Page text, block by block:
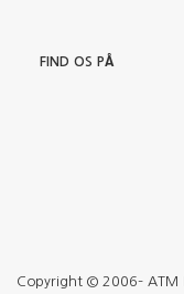
FIND OS PÅ
Copyright © 2006– ATM